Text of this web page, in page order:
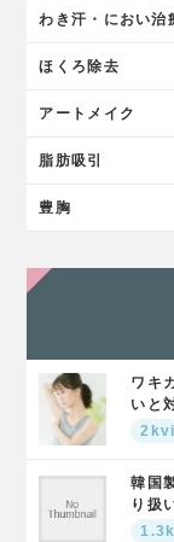
わき汗・におい治
ほくろ除去
アートメイク
脂肪吸引
豊胸
ワキ
いと
韓国
り扱